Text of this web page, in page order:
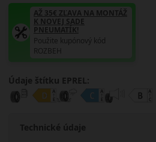
AŽ 35€ ZĽAVA NA MONTÁŽ
K NOVEJ SADE
PNEUMATÍK!
Použite kupónový kód
ROZBEH
Údaje štítku EPREL:
Technické údaje